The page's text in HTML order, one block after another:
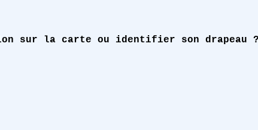
sur la carte ou identifier son drapeau